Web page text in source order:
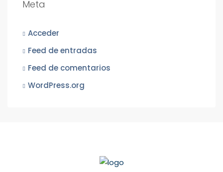
Meta
Acceder
Feed de entradas
Feed de comentarios
WordPress.org